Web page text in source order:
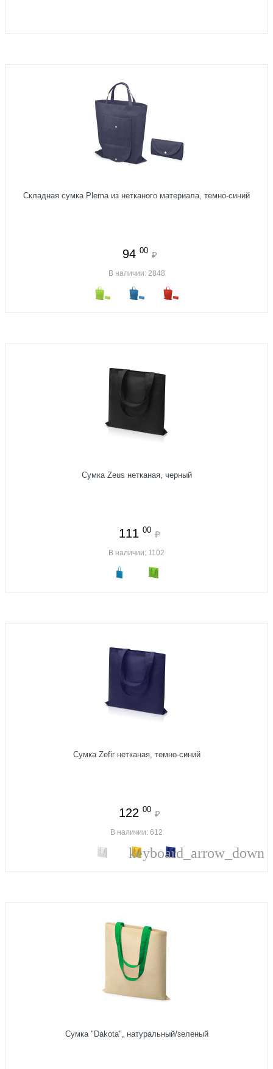
Складная сумка Plema из нетканого материала, темно-синий
94 00 ₽
В наличии: 2848
Сумка Zeus нетканая, черный
111 00 ₽
В наличии: 1102
Сумка Zefir нетканая, темно-синий
122 00 ₽
В наличии: 612
keyboard_arrow_down
Сумка "Dakota", натуральный/зеленый